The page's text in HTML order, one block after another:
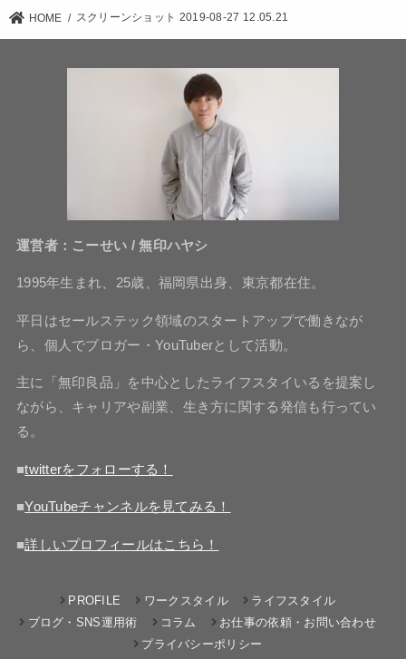
HOME スクリーンショット 2019-08-27 12.05.21
運営者：こーせい / 無印ハヤシ
1995年生まれ、25歳、福岡県出身、東京都在住。
平日はセールステック領域のスタートアップで働きなが
ら、個人でブロガー・YouTuberとして活動。
主に「無印良品」を中心としたライフスタイいるを提案し
ながら、キャリアや副業、生き方に関する発信も行ってい
る。
■twitterをフォローする！
■YouTubeチャンネルを見てみる！
■詳しいプロフィールはこちら！
PROFILE ワークスタイル
ライフスタイル
ブログ・SNS運用術
コラム
お仕事の依頼・お問い合わせ
プライバシーポリシー